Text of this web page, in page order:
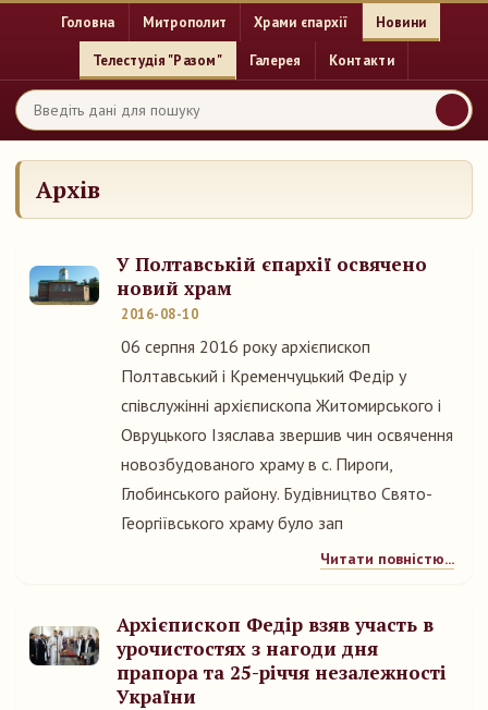
Головна Митрополит Храми єпархії Новини
Телестудія "Разом" Галерея Контакти
Архів
У Полтавській єпархії освячено
новий храм
2016-08-10
06 серпня 2016 року архієпископ
Полтавський і Кременчуцький Федір у
співслужінні архієпископа Житомирського і
Овруцького Ізяслава звершив чин освячення
новозбудованого храму в с. Пироги,
Глобинського району. Будівництво Свято-
Георгіївського храму було зап
Читати повністю...
Архієпископ Федір взяв участь в
урочистостях з нагоди дня
прапора та 25-річчя незалежності
України